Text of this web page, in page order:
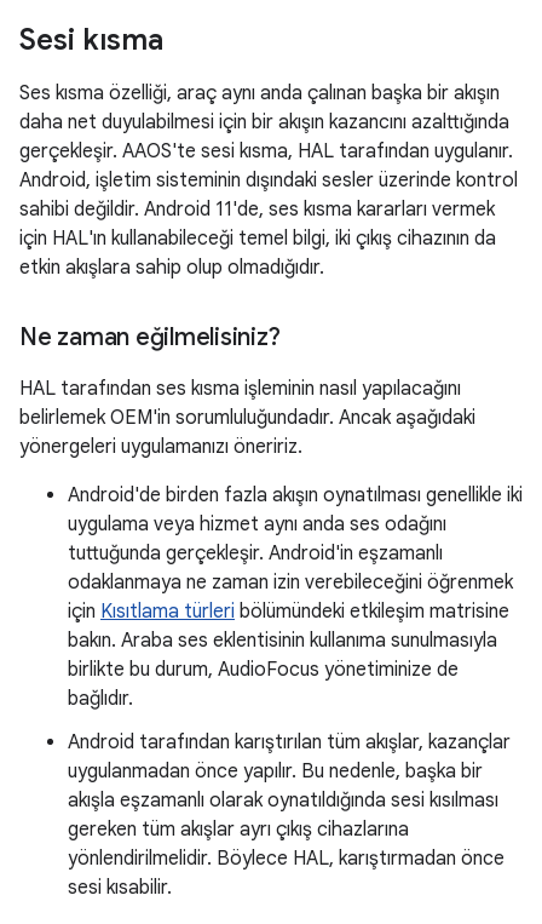
Sesi kısma
Ses kısma özelliği, araç aynı anda çalınan başka bir akışın
daha net duyulabilmesi için bir akışın kazancını azalttığında
gerçekleşir. AAOS'te sesi kısma, HAL tarafından uygulanır.
Android, işletim sisteminin dışındaki sesler üzerinde kontrol
sahibi değildir. Android 11'de, ses kısma kararları vermek
için HAL'ın kullanabileceği temel bilgi, iki çıkış cihazının da
etkin akışlara sahip olup olmadığıdır.
Ne zaman eğilmelisiniz?
HAL tarafından ses kısma işleminin nasıl yapılacağını
belirlemek OEM'in sorumluluğundadır. Ancak aşağıdaki
yönergeleri uygulamanızı öneririz.
Android'de birden fazla akışın oynatılması genellikle iki
uygulama veya hizmet aynı anda ses odağını
tuttuğunda gerçekleşir. Android'in eşzamanlı
odaklanmaya ne zaman izin verebileceğini öğrenmek
için Kısıtlama türleri bölümündeki etkileşim matrisine
bakın. Araba ses eklentisinin kullanıma sunulmasıyla
birlikte bu durum, AudioFocus yönetiminize de
bağlıdır.
Android tarafından karıştırılan tüm akışlar, kazançlar
uygulanmadan önce yapılır. Bu nedenle, başka bir
akışla eşzamanlı olarak oynatıldığında sesi kısılması
gereken tüm akışlar ayrı çıkış cihazlarına
yönlendirilmelidir. Böylece HAL, karıştırmadan önce
sesi kısabilir.